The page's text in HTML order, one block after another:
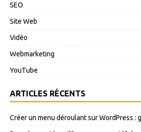
SEO
Site Web
Vidéo
Webmarketing
YouTube
ARTICLES RÉCENTS
Créer un menu déroulant sur WordPress :